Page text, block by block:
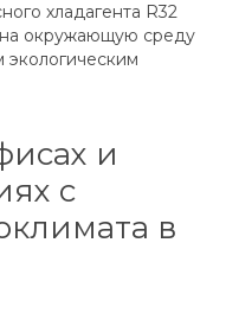
хладагента R32
на окружающую среду
экологическим
и
с
в